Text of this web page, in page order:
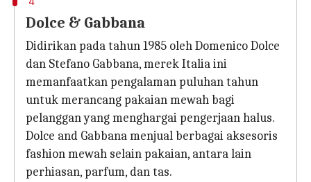
Dolce & Gabbana
Didirikan pada tahun 1985 oleh Domenico Dolce
dan Stefano Gabbana, merek Italia ini
memanfaatkan pengalaman puluhan tahun
untuk merancang pakaian mewah bagi
pelanggan yang menghargai pengerjaan halus.
Dolce and Gabbana menjual berbagai aksesoris
fashion mewah selain pakaian, antara lain
perhiasan, parfum, dan tas.